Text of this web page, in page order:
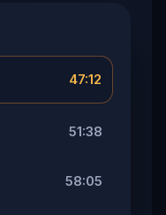
47:12
51:38
58:05